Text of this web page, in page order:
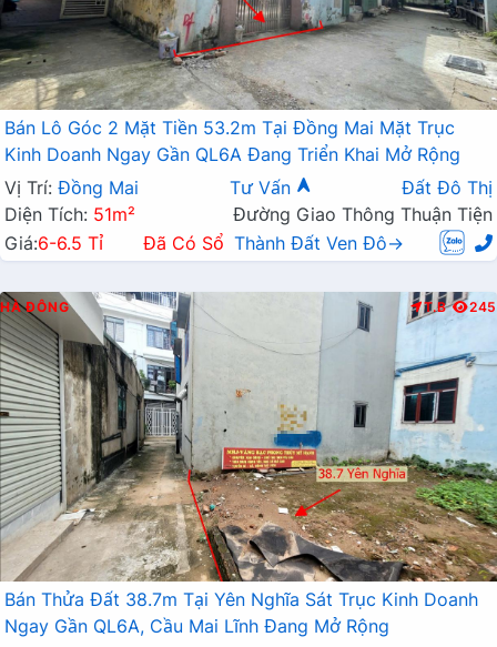
Bán Lô Góc 2 Mặt Tiền 53.2m Tại Đồng Mai Mặt Trục
Kinh Doanh Ngay Gần QL6A Đang Triển Khai Mở Rộng
Vị Trí: Đồng Mai Tư Vấn
Đất Đô Thị
Diện Tích: 51m²
Đường Giao Thông Thuận Tiện
Giá:6-6.5 Tỉ Đã Có Sổ Thành Đất Ven Đô→
HÀ ĐÔNG T.B 245
Bán Thửa Đất 38.7m Tại Yên Nghĩa Sát Trục Kinh Doanh
Ngay Gần QL6A, Cầu Mai Lĩnh Đang Mở Rộng